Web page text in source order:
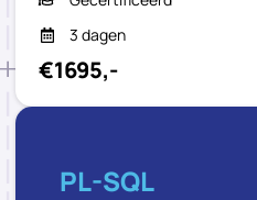
3 dagen
€1695,-
PL-SQL